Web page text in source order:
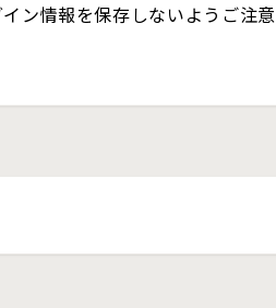
ン情報を保存しないようご注